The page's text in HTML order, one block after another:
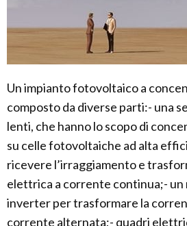
Un impianto fotovoltaico a
composto da diverse parti:- una
lenti, che hanno lo scopo di
su celle fotovoltaiche ad alta
ricevere l’irraggiamento e
elettrica a corrente continua;- un
inverter per trasformare la
corrente alternata;- quadri